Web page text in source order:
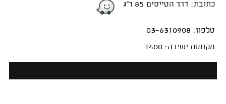
כתובת: דרך הטייסים 85 ר''ג
טלפון: 03-6310908
מקומות ישיבה: 1400